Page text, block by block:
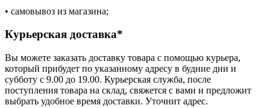
• самовывоз из магазина;
Курьерская доставка*
Вы можете заказать доставку товара с помощью курьера,
который прибудет по указанному адресу в будние дни и
субботу с 9.00 до 19.00. Курьерская служба, после
поступления товара на склад, свяжется с вами и предложит
выбрать удобное время доставки. Уточнит адрес.